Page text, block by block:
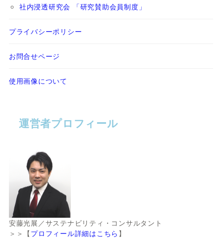
社内浸透研究会 「研究賛助会員制度」
プライバシーポリシー
お問合せページ
使用画像について
運営者プロフィール
安藤光展／サステナビリティ・コンサルタント
＞＞【 プロフィール詳細はこちら 】